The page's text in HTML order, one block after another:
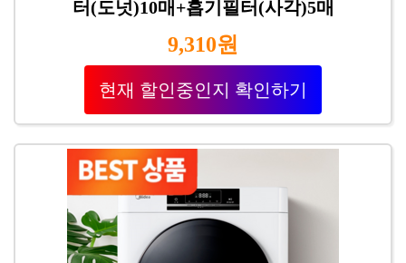
터(도넛)10매+흡기필터(사각)5매
9,310원
현재 할인중인지 확인하기